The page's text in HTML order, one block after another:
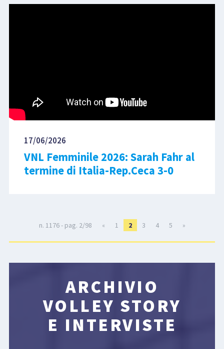
17/06/2026
VNL Femminile 2026: Sarah Fahr al
termine di Italia-Rep.Ceca 3-0
n. 1176 - pag. 2/98 « 1 2 3 4 5 »
ARCHIVIO
VOLLEY STORY
E INTERVISTE